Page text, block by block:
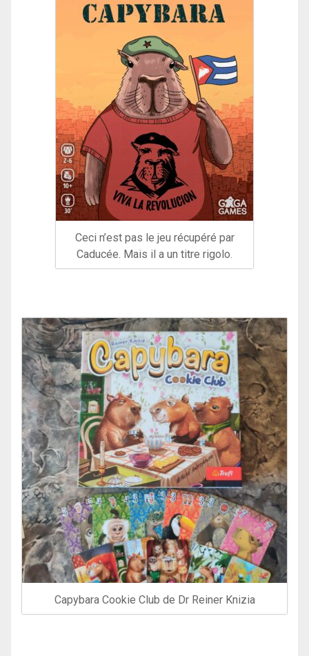
Ceci n’est pas le jeu récupéré par
Caducée. Mais il a un titre rigolo.
Capybara Cookie Club de Dr Reiner Knizia